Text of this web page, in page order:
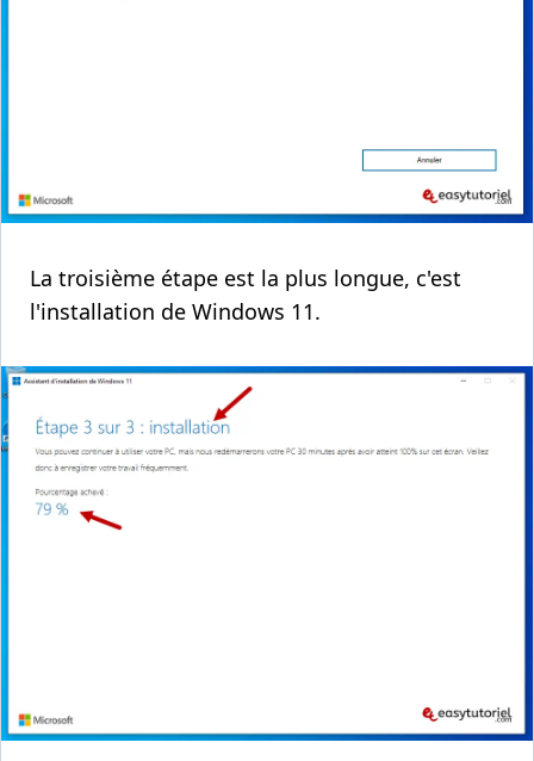
La troisième étape est la plus longue, c'est
l'installation de Windows 11.